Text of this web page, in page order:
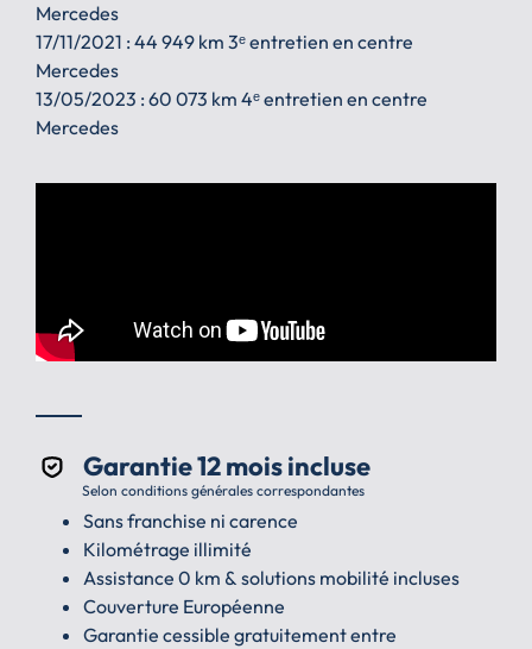
Mercedes
17/11/2021 : 44 949 km 3ᵉ entretien en centre
Mercedes
13/05/2023 : 60 073 km 4ᵉ entretien en centre
Mercedes
Garantie 12 mois incluse
Selon conditions générales correspondantes
Sans franchise ni carence
Kilométrage illimité
Assistance 0 km & solutions mobilité incluses
Couverture Européenne
Garantie cessible gratuitement entre